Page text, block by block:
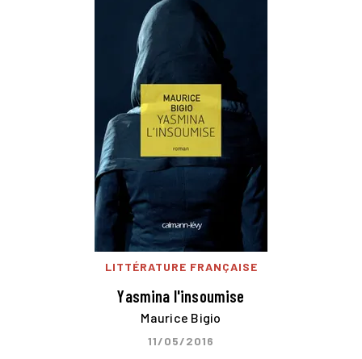
LITTÉRATURE FRANÇAISE
Yasmina l'insoumise
Maurice Bigio
11/05/2016